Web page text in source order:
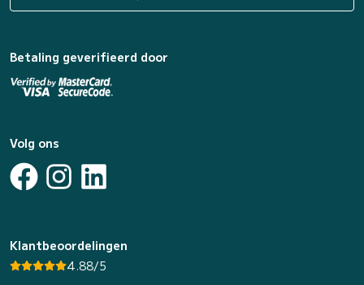
Betaling geverifieerd door
Volg ons
Klantbeoordelingen
4.88/5